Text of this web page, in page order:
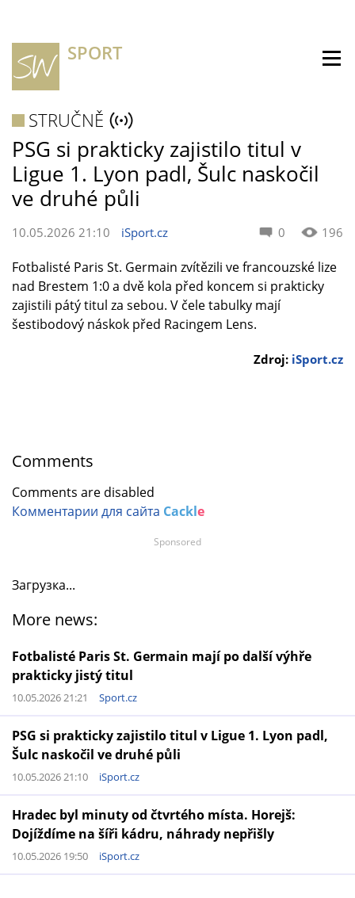
SPORT
STRUČNĚ
PSG si prakticky zajistilo titul v
Ligue 1. Lyon padl, Šulc naskočil
ve druhé půli
0 196
10.05.2026 21:10 iSport.cz
Fotbalisté Paris St. Germain zvítězili ve francouzské lize
nad Brestem 1:0 a dvě kola před koncem si prakticky
zajistili pátý titul za sebou. V čele tabulky mají
šestibodový náskok před Racingem Lens.
Zdroj: iSport.cz
Comments
Comments are disabled
Комментарии для сайта Cackle
Загрузка...
More news:
Fotbalisté Paris St. Germain mají po další výhře
prakticky jistý titul
10.05.2026 21:21 Sport.cz
PSG si prakticky zajistilo titul v Ligue 1. Lyon padl,
Šulc naskočil ve druhé půli
10.05.2026 21:10 iSport.cz
Hradec byl minuty od čtvrtého místa. Horejš:
Dojíždíme na šíři kádru, náhrady nepřišly
10.05.2026 19:50 iSport.cz
Sponsored